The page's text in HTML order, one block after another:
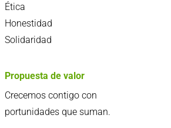
Ética
Honestidad
Solidaridad
Propuesta de valor
Crecemos contigo con
portunidades que suman.